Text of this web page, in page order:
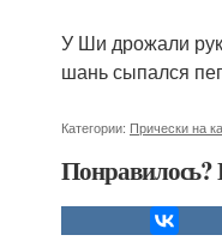
У Ши дрожали
шань сыпался
Категории: Прически на
Понравилось?